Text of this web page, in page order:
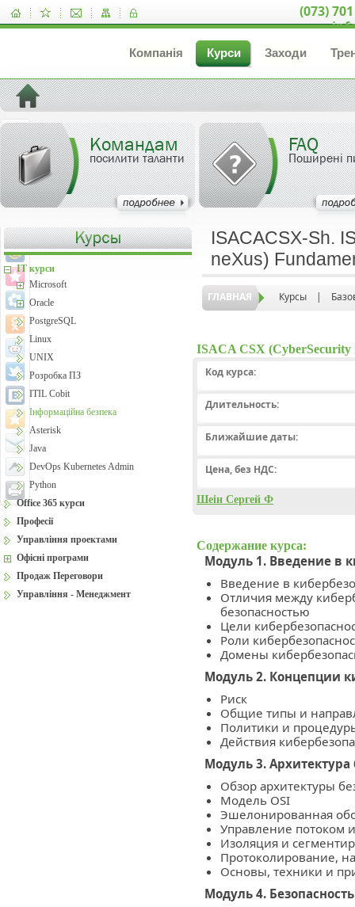
(073)
Компанія Курси Заходи
Командам
посилити таланти
FAQ
Поширені
ISACACSX-Sh.
neXus)
ГЛАВНАЯ Курсы |
ISACA CSX (CyberSecurity
Код курса:
Длительность:
Ближайшие даты:
Цена, без НДС:
Шеін Сергей Ф
Содержание курса:
Модуль 1. Введение в
Введение в
Отличия между
безопасностью
Цели
Роли
Домены
Модуль 2. Концепции
Риск
Общие типы и
Политики и
Действия
Модуль 3. Архитектура
Обзор архитектуры
Модель OSI
Эшелонированная
Управление потоком
Изоляция и
Протоколирование,
Основы, техники и
Модуль 4.
IT курси
Microsoft
Oracle
PostgreSQL
Linux
UNIX
Розробка ПЗ
ITIL Cobit
Інформаційна безпека
Asterisk
Java
DevOps Kubernetes Admin
Python
Office 365 курси
Професії
Управління проектами
Офісні програми
Продаж Переговори
Управління - Менеджмент